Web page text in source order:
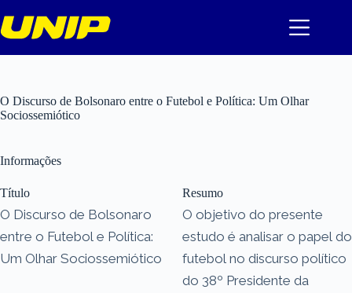
para
o
O Discurso de Bolsonaro entre o Futebol e Política: Um Olhar
Sociossemiótico
Informações
Título
O Discurso de Bolsonaro
entre o Futebol e Política:
Um Olhar Sociossemiótico
Resumo
O objetivo do presente
estudo é analisar o papel do
futebol no discurso político
do 38º Presidente da